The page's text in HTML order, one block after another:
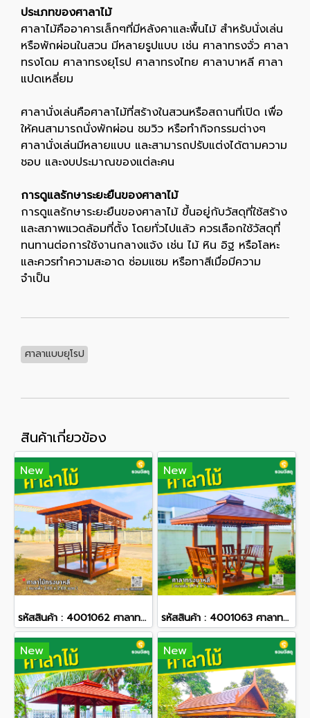
ประเภทของศาลาไม้
ศาลาไม้คืออาคารเล็กๆที่มีหลังคาและพื้นไม้ สำหรับนั่งเล่น
หรือพักผ่อนในสวน มีหลายรูปแบบ เช่น ศาลาทรงจั่ว ศาลา
ทรงโดม ศาลาทรงยุโรป ศาลาทรงไทย ศาลาบาหลี ศาลา
แปดเหลี่ยม
ศาลานั่งเล่นคือศาลาไม้ที่สร้างในสวนหรือสถานที่เปิด เพื่อ
ให้คนสามารถนั่งพักผ่อน ชมวิว หรือทำกิจกรรมต่างๆ
ศาลานั่งเล่นมีหลายแบบ และสามารถปรับแต่งได้ตามความ
ชอบ และงบประมาณของแต่ละคน
การดูแลรักษาระยะยืนของศาลาไม้
การดูแลรักษาระยะยืนของศาลาไม้ ขึ้นอยู่กับวัสดุที่ใช้สร้าง
และสภาพแวดล้อมที่ตั้ง โดยทั่วไปแล้ว ควรเลือกใช้วัสดุที่
ทนทานต่อการใช้งานกลางแจ้ง เช่น ไม้ หิน อิฐ หรือโลหะ
และควรทำความสะอาด ซ่อมแซม หรือทาสีเมื่อมีความ
จำเป็น
ศาลาแบบยุโรป
สินค้าเกี่ยวข้อง
New
รหัสสินค้า : 4001062 ศาลาทรงโมเดิร์น ขนาดพื้น 2.0 x 2.0 เมตร
New
รหัสสินค้า : 4001063 ศาลาทรงบาหลี ขนาดพื้น 1.7 x 1.7 เมตร
New New